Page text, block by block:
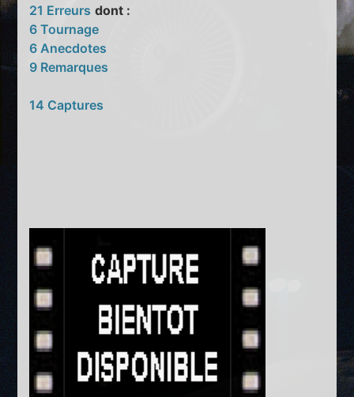
21 Erreurs dont :
6 Tournage
6 Anecdotes
9 Remarques
14 Captures